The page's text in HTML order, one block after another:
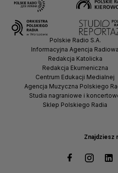
Znajdziesz
Polskie Radio S.A.
Informacyjna Agencja Radiowa
Redakcja Katolicka
Redakcja Ekumeniczna
Centrum Edukacji Medialnej
Agencja Muzyczna Polskiego
Studia nagraniowe i
Sklep Polskiego Radia